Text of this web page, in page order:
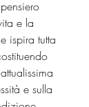
e la
ispira tutta
e sulla